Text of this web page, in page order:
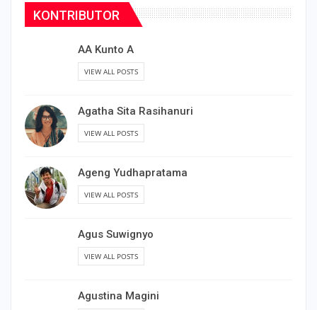
KONTRIBUTOR
AA Kunto A
VIEW ALL POSTS
Agatha Sita Rasihanuri
VIEW ALL POSTS
Ageng Yudhapratama
VIEW ALL POSTS
Agus Suwignyo
VIEW ALL POSTS
Agustina Magini